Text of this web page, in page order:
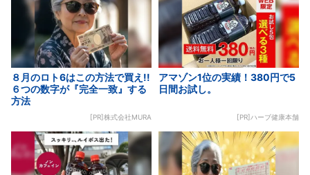
８月のロト6はこの方法で買え!!
６つの数字が『完全一致』する
方法
[PR]株式会社MURA
アマゾン1位の実績！380円で5
日間お試し。
[PR]ハーブ健康本舗